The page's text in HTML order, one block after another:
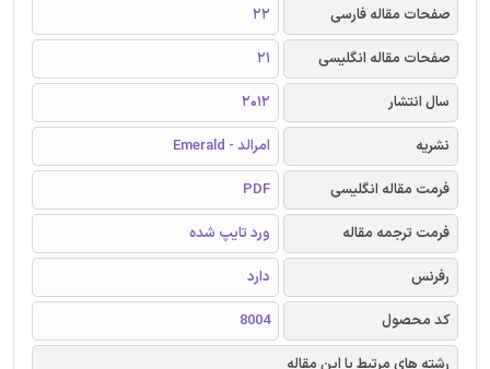
صفحات مقاله فارسی
22
صفحات مقاله انگلیسی
21
سال انتشار
2012
نشریه
امرالد - Emerald
فرمت مقاله انگلیسی
PDF
فرمت ترجمه مقاله
ورد تایپ شده
رفرنس
دارد
کد محصول
8004